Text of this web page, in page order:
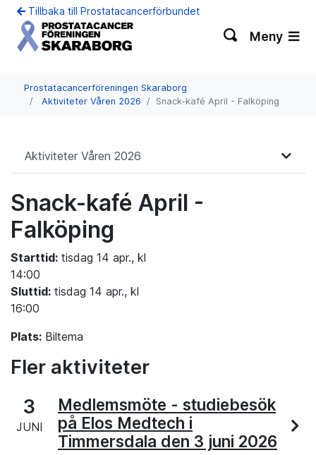
Tillbaka till Prostatacancerförbundet
Meny
Prostatacancerföreningen Skaraborg
Aktiviteter Våren 2026
Snack-kafé April - Falköping
Aktiviteter Våren 2026
Snack-kafé April -
Falköping
Starttid: tisdag 14 apr., kl
14:00
Sluttid: tisdag 14 apr., kl
16:00
Plats: Biltema
Fler aktiviteter
3
JUNI
Medlemsmöte - studiebesök
på Elos Medtech i
Timmersdala den 3 juni 2026